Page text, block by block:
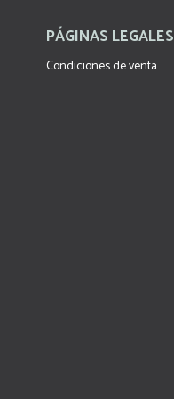
PÁGINAS LEGALES
Condiciones de venta